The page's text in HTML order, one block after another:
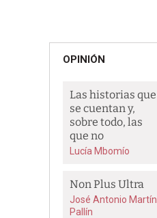
OPINIÓN
Las historias que
se cuentan y,
sobre todo, las
que no
Lucía Mbomío
Non Plus Ultra
José Antonio Martín
Pallín